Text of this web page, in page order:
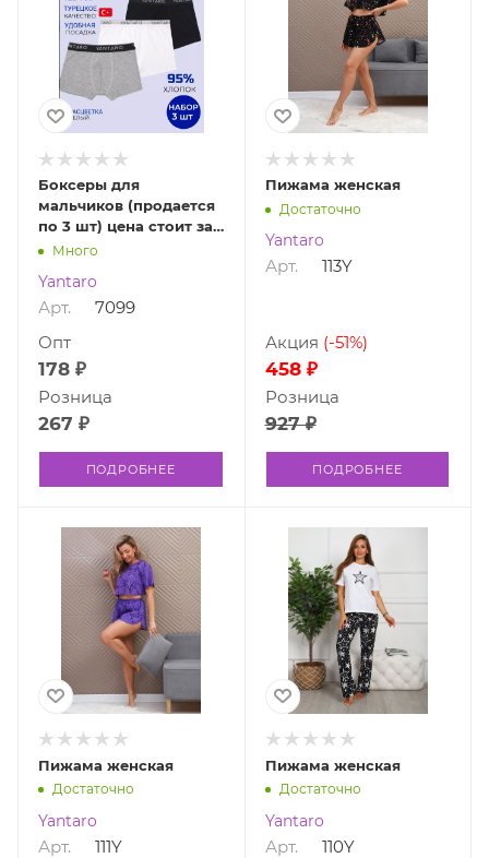
Боксеры для
мальчиков (продается
по 3 шт) цена стоит за 1
шт Yantaro 7099
Много
Yantaro
Арт. 7099
178 ₽
Опт
267 ₽
Розница
ПОДРОБНЕЕ
Пижама женская
Достаточно
Yantaro
Арт. 113Y
458 ₽
Акция (-51%)
927 ₽
Розница
ПОДРОБНЕЕ
Пижама женская
Достаточно
Yantaro
Арт. 111Y
Пижама женская
Достаточно
Yantaro
Арт. 110Y